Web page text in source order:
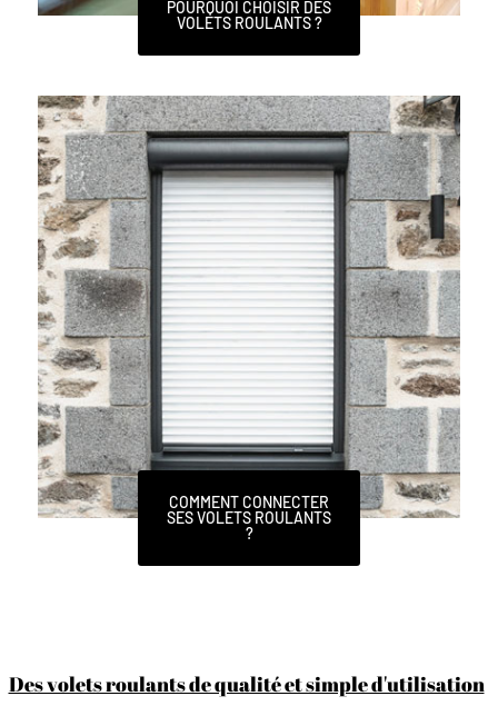
POURQUOI CHOISIR DES
VOLETS ROULANTS ?
COMMENT CONNECTER
SES VOLETS ROULANTS
?
Des volets roulants de qualité et simple d'utilisation